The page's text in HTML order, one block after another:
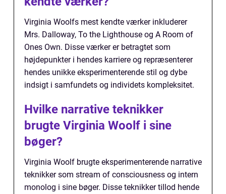
Virginia Woolfs mest kendte værker inkluderer
Mrs. Dalloway, To the Lighthouse og A Room of
Ones Own. Disse værker er betragtet som
højdepunkter i hendes karriere og repræsenterer
hendes unikke eksperimenterende stil og dybe
indsigt i samfundets og individets kompleksitet.
Hvilke narrative teknikker
brugte Virginia Woolf i sine
bøger?
Virginia Woolf brugte eksperimenterende narrative
teknikker som stream of consciousness og intern
monolog i sine bøger. Disse teknikker tillod hende